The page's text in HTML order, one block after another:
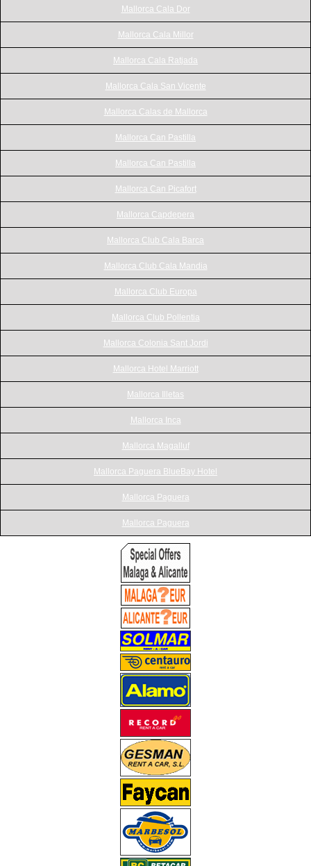
Mallorca Cala Dor
Mallorca Cala Millor
Mallorca Cala Ratjada
Mallorca Cala San Vicente
Mallorca Calas de Mallorca
Mallorca Can Pastilla
Mallorca Can Pastilla
Mallorca Can Picafort
Mallorca Capdepera
Mallorca Club Cala Barca
Mallorca Club Cala Mandia
Mallorca Club Europa
Mallorca Club Pollentia
Mallorca Colonia Sant Jordi
Mallorca Hotel Marriott
Mallorca Illetas
Mallorca Inca
Mallorca Magalluf
Mallorca Paguera BlueBay Hotel
Mallorca Paguera
Mallorca Paguera